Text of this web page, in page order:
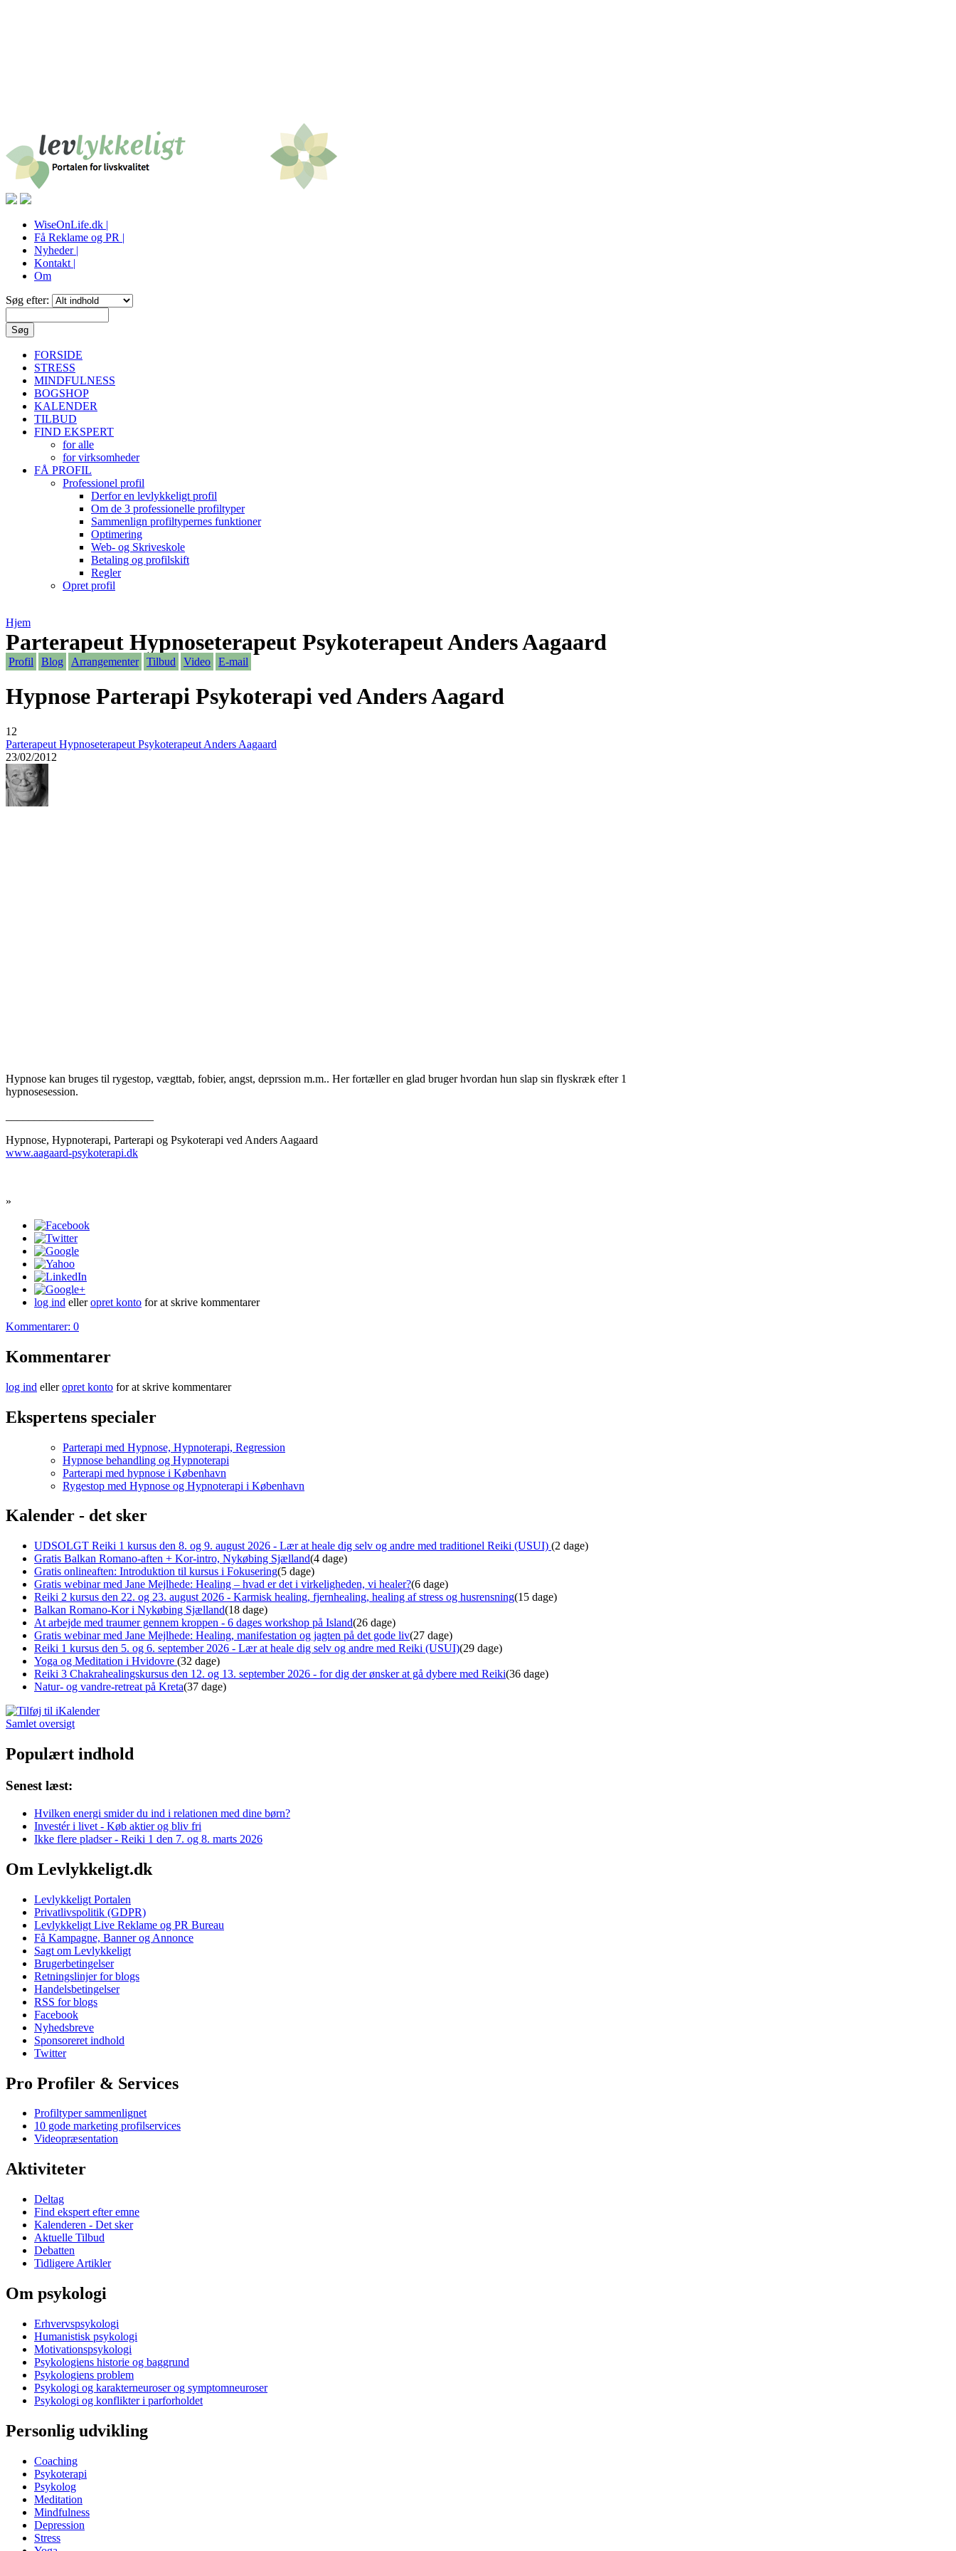
WiseOnLife.dk |
Få Reklame og PR |
Nyheder |
Kontakt |
Om
Søg efter:
FORSIDE
STRESS
MINDFULNESS
BOGSHOP
KALENDER
TILBUD
FIND EKSPERT
for alle
for virksomheder
FÅ PROFIL
Professionel profil
Derfor en levlykkeligt profil
Om de 3 professionelle profiltyper
Sammenlign profiltypernes funktioner
Optimering
Web- og Skriveskole
Betaling og profilskift
Regler
Opret profil
Hjem
Parterapeut Hypnoseterapeut Psykoterapeut Anders Aagaard
Profil Blog Arrangementer Tilbud Video E-mail
Hypnose Parterapi Psykoterapi ved Anders Aagard
12
Parterapeut Hypnoseterapeut Psykoterapeut Anders Aagaard
23/02/2012
Hypnose kan bruges til rygestop, vægttab, fobier, angst, deprssion m.m.. Her fortæller en glad bruger hvordan hun slap sin flyskræk efter 1
hypnosesession.
Hypnose, Hypnoterapi, Parterapi og Psykoterapi ved Anders Aagaard
www.aagaard-psykoterapi.dk
»
log ind elleropret konto for at skrive kommentarer
Kommentarer: 0
Kommentarer
log ind elleropret konto for at skrive kommentarer
Ekspertens specialer
Parterapi med Hypnose, Hypnoterapi, Regression
Hypnose behandling og Hypnoterapi
Parterapi med hypnose i København
Rygestop med Hypnose og Hypnoterapi i København
Kalender - det sker
UDSOLGT Reiki 1 kursus den 8. og 9. august 2026 - Lær at heale dig selv og andre med traditionel Reiki (USUI) (2 dage)
Gratis Balkan Romano-aften + Kor-intro, Nykøbing Sjælland(4 dage)
Gratis onlineaften: Introduktion til kursus i Fokusering(5 dage)
Gratis webinar med Jane Mejlhede: Healing – hvad er det i virkeligheden, vi healer?(6 dage)
Reiki 2 kursus den 22. og 23. august 2026 - Karmisk healing, fjernhealing, healing af stress og husrensning(15 dage)
Balkan Romano-Kor i Nykøbing Sjælland(18 dage)
At arbejde med traumer gennem kroppen - 6 dages workshop på Island(26 dage)
Gratis webinar med Jane Mejlhede: Healing, manifestation og jagten på det gode liv(27 dage)
Reiki 1 kursus den 5. og 6. september 2026 - Lær at heale dig selv og andre med Reiki (USUI)(29 dage)
Yoga og Meditation i Hvidovre (32 dage)
Reiki 3 Chakrahealingskursus den 12. og 13. september 2026 - for dig der ønsker at gå dybere med Reiki(36 dage)
Natur- og vandre-retreat på Kreta(37 dage)
Samlet oversigt
Populært indhold
Senest læst:
Hvilken energi smider du ind i relationen med dine børn?
Investér i livet - Køb aktier og bliv fri
Ikke flere pladser - Reiki 1 den 7. og 8. marts 2026
Om Levlykkeligt.dk
Levlykkeligt Portalen
Privatlivspolitik (GDPR)
Levlykkeligt Live Reklame og PR Bureau
Få Kampagne, Banner og Annonce
Sagt om Levlykkeligt
Brugerbetingelser
Retningslinjer for blogs
Handelsbetingelser
RSS for blogs
Facebook
Nyhedsbreve
Sponsoreret indhold
Twitter
Pro Profiler & Services
Profiltyper sammenlignet
10 gode marketing profilservices
Videopræsentation
Aktiviteter
Deltag
Find ekspert efter emne
Kalenderen - Det sker
Aktuelle Tilbud
Debatten
Tidligere Artikler
Om psykologi
Erhvervspsykologi
Humanistisk psykologi
Motivationspsykologi
Psykologiens historie og baggrund
Psykologiens problem
Psykologi og karakterneuroser og symptomneuroser
Psykologi og konflikter i parforholdet
Personlig udvikling
Coaching
Psykoterapi
Psykolog
Meditation
Mindfulness
Depression
Stress